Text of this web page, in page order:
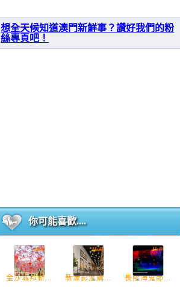
想全天候知道澳門新鮮事？讚好我們的粉
絲專頁吧！
你可能喜歡....
金沙城邦新... 新濠影滙購... 長隆海鬼節...